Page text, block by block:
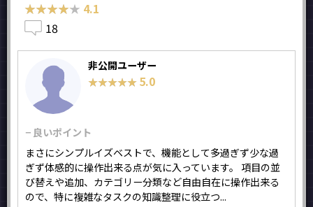
★★★★★
★★★★★ 4.1
18
非公開ユーザー
★★★★★
★★★★★ 5.0
− 良いポイント
まさにシンプルイズベストで、機能として多過ぎず少な過
ぎず体感的に操作出来る点が気に入っています。 項目の並
び替えや追加、カテゴリー分類など自由自在に操作出来る
ので、特に複雑なタスクの知識整理に役立つ...